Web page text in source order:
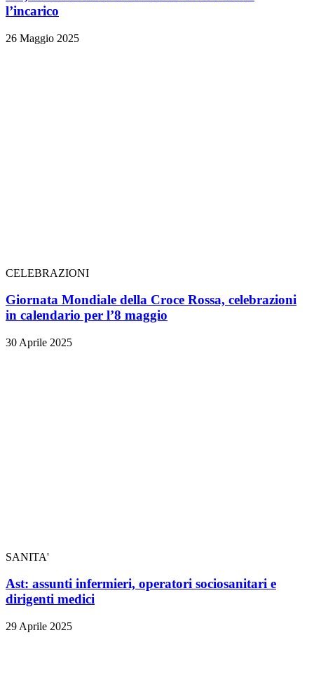
l’incarico
26 Maggio 2025
CELEBRAZIONI
Giornata Mondiale della Croce Rossa, celebrazioni
in calendario per l’8 maggio
30 Aprile 2025
SANITA'
Ast: assunti infermieri, operatori sociosanitari e
dirigenti medici
29 Aprile 2025